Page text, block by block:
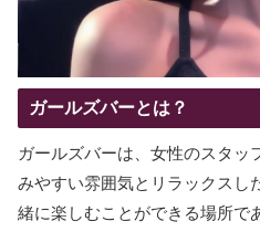
ガールズバーとは？
ガールズバーは、女性のスタッ
みやすい雰囲気とリラックスし
緒に楽しむことができる場所で